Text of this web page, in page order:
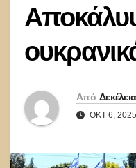
Από
ΟΚΤ 6, 2025